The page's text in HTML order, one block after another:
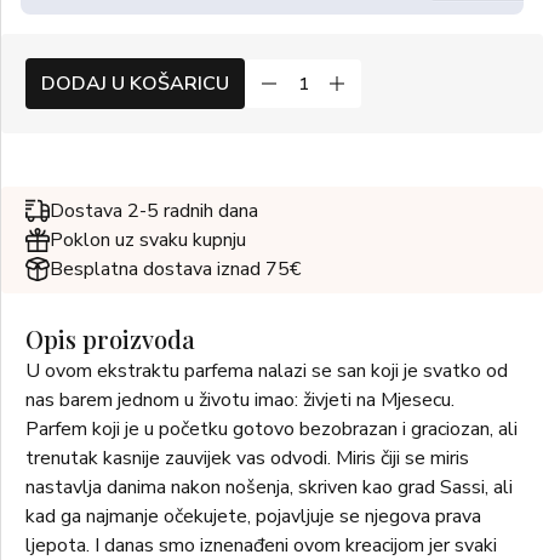
DODAJ U KOŠARICU
Dostava 2-5 radnih dana
Poklon uz svaku kupnju
Besplatna dostava iznad 75€
Opis proizvoda
U ovom ekstraktu parfema nalazi se san koji je svatko od
nas barem jednom u životu imao: živjeti na Mjesecu.
Parfem koji je u početku gotovo bezobrazan i graciozan, ali
trenutak kasnije zauvijek vas odvodi. Miris čiji se miris
nastavlja danima nakon nošenja, skriven kao grad Sassi, ali
kad ga najmanje očekujete, pojavljuje se njegova prava
ljepota. I danas smo iznenađeni ovom kreacijom jer svaki